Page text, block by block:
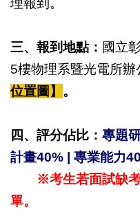
三、報到地點： 國立
5樓物理系暨光電所辦
位置圖】 。
四、評分佔比： 專題
計畫40% | 專業能力
※考生若面試缺
單。